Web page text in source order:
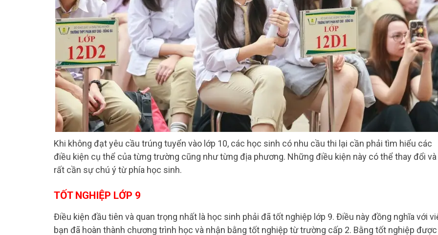
Khi không đạt yêu cầu trúng tuyển vào lớp 10, các học sinh có nhu cầu thi lại cần phải tìm hiểu các
điều kiện cụ thể của từng trường cũng như từng địa phương. Những điều kiện này có thể thay đổi và
rất cần sự chú ý từ phía học sinh.
TỐT NGHIỆP LỚP 9
Điều kiện đầu tiên và quan trọng nhất là học sinh phải đã tốt nghiệp lớp 9. Điều này đồng nghĩa với
bạn đã hoàn thành chương trình học và nhận bằng tốt nghiệp từ trường cấp 2. Bằng tốt nghiệp được